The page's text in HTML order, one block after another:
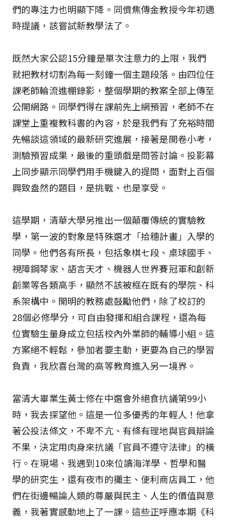
們的專注力也明顯下降。同儕焦傳金教授今年初適
時提議，該嘗試新教學法了。
既然大家公認15分鐘是單次注意力的上限，我們
就把教材切割為每一刻鐘一個主題段落。由四位任
課老師輪流進棚錄影，整個學期的教案全部上傳至
公開網路。同學們得在課前先上網預習，老師不在
課堂上重複教科書的內容，於是我們有了充裕時間
先暢談這領域的最新研究進展，接著是開卷小考，
測驗預習成果，最後的重頭戲是問答討論。投影幕
上同步顯示同學們用手機鍵入的提問，面對上百個
興致盎然的題目，是挑戰、也是享受。
這學期，清華大學另推出一個顛覆傳統的實驗教
學，第一波的對象是特殊選才「拾穗計畫」入學的
同學。他們各有所長，包括象棋七段、桌球國手、
視障鋼琴家、語言天才、機器人世界賽冠軍和創新
創業等各類高手，顯然不該被框在既有的學院、科
系架構中。開明的教務處鼓勵他們，除了校訂的
28個必修學分，可自由發揮和組合課程，還為每
位實驗生量身成立包括校內外業師的輔導小組。這
方案絕不輕鬆，參加者要主動，更要為自己的學習
負責，我欣喜台灣的高等教育進入另一境界。
當清大畢業生黃士修在中選會外絕食抗議第99小
時，我去探望他。這是一位多優秀的年輕人！他拿
著公投法條文，不卑不亢、有條有理地與官員辯論
不果，決定用肉身來抗議「官員不遵守法律」的橫
行。在現場、我遇到10來位讀海洋學、哲學和醫
學的研究生，還有夜市的攤主、便利商店員工，他
們在街邊暢論人類的尊嚴與民主、人生的價值與意
義，我著實感動地上了一課。這些正呼應本期《科